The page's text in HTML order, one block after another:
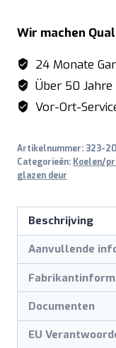
luchtcirculatie
model
HK
600
GD
aantal
Wir machen
24 Monate
Über 50
Vor-Ort-
Artikelnummer: 323-
Categorieën: Koelen/
glazen deur
Beschrijving
Aanvullende
Documenten
EU